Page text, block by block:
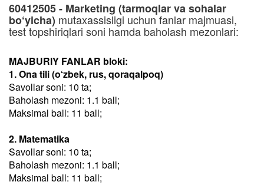
60412505 - Marketing (tarmoqlar va sohalar
bo‘yicha) mutaxassisligi uchun fanlar majmuasi,
test topshiriqlari soni hamda baholash mezonlari:
MAJBURIY FANLAR bloki:
1. Ona tili (o‘zbek, rus, qoraqalpoq)
Savollar soni: 10 ta;
Baholash mezoni: 1.1 ball;
Maksimal ball: 11 ball;
2. Matematika
Savollar soni: 10 ta;
Baholash mezoni: 1.1 ball;
Maksimal ball: 11 ball;